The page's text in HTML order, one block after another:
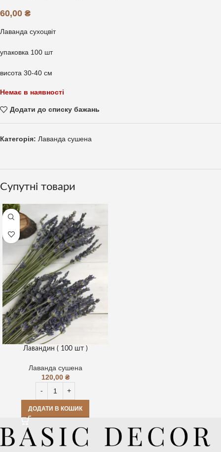
60,00 ₴
Лаванда сухоцвіт
упаковка 100 шт
висота 30-40 см
Немає в наявності
Додати до списку бажань
Категорія: Лаванда сушена
Супутні товари
Лавандин ( 100 шт )
Лаванда сушена
120,00 ₴
ДОДАТИ В КОШИК